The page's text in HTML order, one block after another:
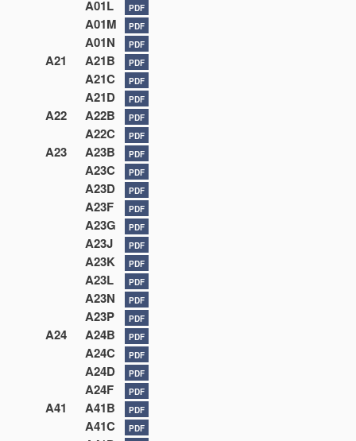
A01L PDF
A01M PDF
A01N PDF
A21 A21B PDF
A21C PDF
A21D PDF
A22 A22B PDF
A22C PDF
A23 A23B PDF
A23C PDF
A23D PDF
A23F PDF
A23G PDF
A23J PDF
A23K PDF
A23L PDF
A23N PDF
A23P PDF
A24 A24B PDF
A24C PDF
A24D PDF
A24F PDF
A41 A41B PDF
A41C PDF